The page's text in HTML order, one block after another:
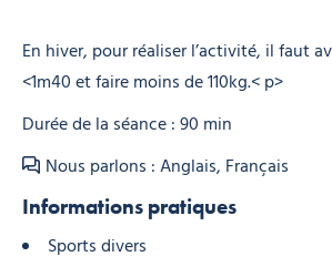
En hiver, pour réaliser l’activité, il faut
<1m40 et faire moins de 110kg.< p>
Durée de la séance : 90 min
Nous parlons : Anglais, Français
Informations pratiques
Sports divers